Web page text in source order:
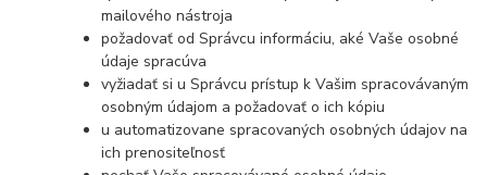
mailového nástroja
požadovať od Správcu informáciu, aké Vaše osobné
údaje spracúva
vyžiadať si u Správcu prístup k Vašim spracovávaným
osobným údajom a požadovať o ich kópiu
u automatizovane spracovaných osobných údajov na
ich prenositeľnosť